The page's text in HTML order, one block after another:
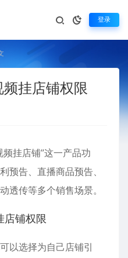
登录
挂店铺权限
挂店铺”这一产品功
预告、直播商品预告、
透传等多个销售场景。
店铺权限
以选择为自己店铺引